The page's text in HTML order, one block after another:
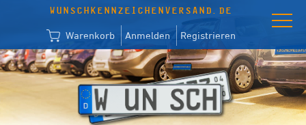
WUNSCHKENNZEICHENVERSAND.DE
Warenkorb Anmelden Registrieren